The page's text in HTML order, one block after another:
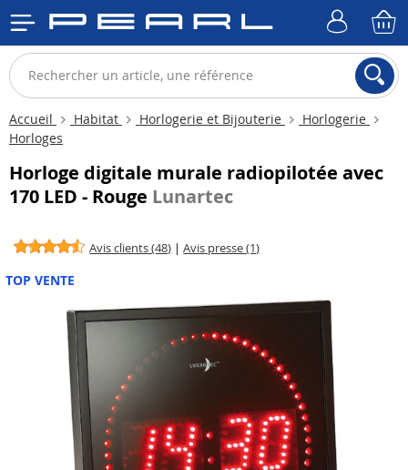
Accueil Habitat Horlogerie et Bijouterie
Horlogerie
Horloges
Horloge digitale murale radiopilotée avec
170 LED - Rouge Lunartec
Avis clients (48) |Avis presse (1)
TOP VENTE